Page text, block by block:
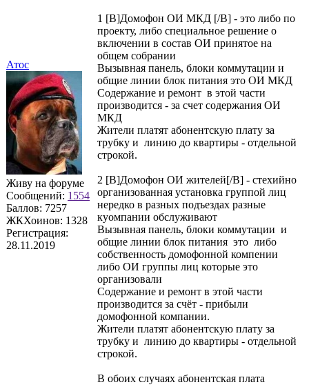
Атос
Живу на форуме
Сообщений: 1554
Баллов: 7257
ЖКХоинов: 1328
Регистрация:
28.11.2019
1 [B]Домофон ОИ МКД [/B] - это либо по
проекту, либо специальное решение о
включении в состав ОИ принятое на
общем собрании
Вызывная панель, блоки коммутации и
общие линии блок питания это ОИ МКД
Содержание и ремонт в этой части
производится - за счет содержания ОИ
МКД
Жители платят абонентскую плату за
трубку и линию до квартиры - отдельной
строкой.
2 [B]Домофон ОИ жителей[/B] - стехийно
организованная установка группой лиц
нередко в разных подъездах разные
куомпании обслуживают
Вызывная панель, блоки коммутации и
общие линии блок питания это либо
собственность домофонной компении
либо ОИ группы лиц которые это
организовали
Содержание и ремонт в этой части
производится за счёт - прибыли
домофонной компании.
Жители платят абонентскую плату за
трубку и линию до квартиры - отдельной
строкой.
В обоих случаях абонентская плата